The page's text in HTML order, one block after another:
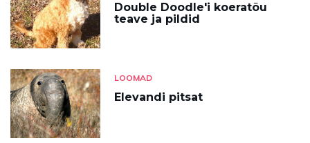
Double Doodle'i koeratõu
teave ja pildid
LOOMAD
Elevandi pitsat